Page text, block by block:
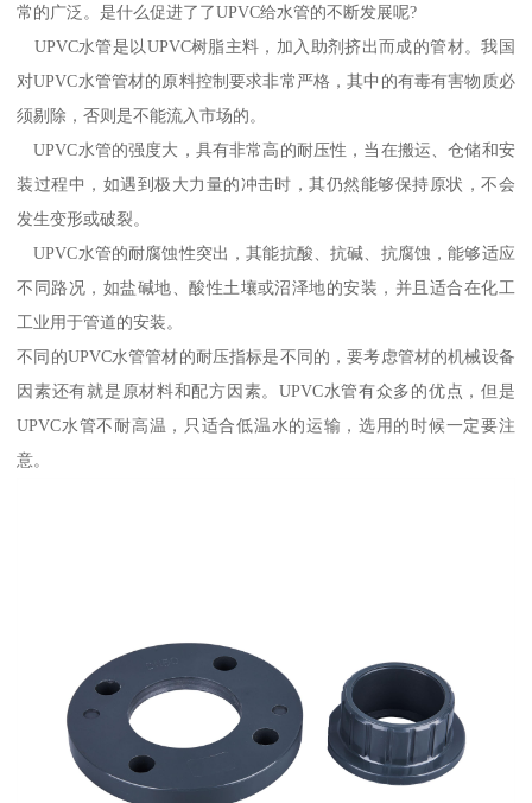
常的广泛。是什么促进了了UPVC给水管的不断发展呢?
UPVC水管是以UPVC树脂主料，加入助剂挤出而成的管材。我国
对UPVC水管管材的原料控制要求非常严格，其中的有毒有害物质必
须剔除，否则是不能流入市场的。
UPVC水管的强度大，具有非常高的耐压性，当在搬运、仓储和安
装过程中，如遇到极大力量的冲击时，其仍然能够保持原状，不会
发生变形或破裂。
UPVC水管的耐腐蚀性突出，其能抗酸、抗碱、抗腐蚀，能够适应
不同路况，如盐碱地、酸性土壤或沼泽地的安装，并且适合在化工
工业用于管道的安装。
不同的UPVC水管管材的耐压指标是不同的，要考虑管材的机械设备
因素还有就是原材料和配方因素。UPVC水管有众多的优点，但是
UPVC水管不耐高温，只适合低温水的运输，选用的时候一定要注
意。